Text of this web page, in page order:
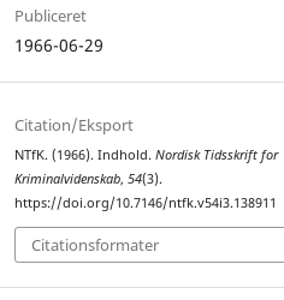
Publiceret
1966-06-29
Citation/Eksport
NTfK. (1966). Indhold.Nordisk Tidsskrift for
Kriminalvidenskab,54(3).
https://doi.org/10.7146/ntfk.v54i3.138911
Citationsformater